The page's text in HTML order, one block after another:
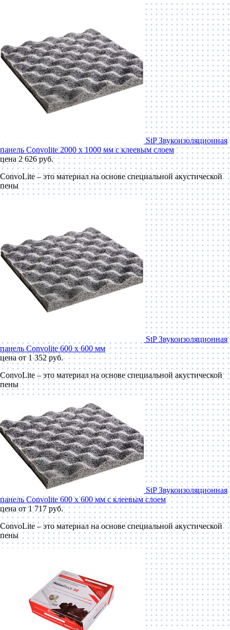
StP Звукоизоляционная
панель Convolite 2000 x 1000 мм с клеевым слоем
цена 2 626 руб.
ConvoLite – это материал на основе специальной акустической
пены
StP Звукоизоляционная
панель Convolite 600 x 600 мм
цена от 1 352 руб.
ConvoLite – это материал на основе специальной акустической
пены
StP Звукоизоляционная
панель Convolite 600 x 600 мм с клеевым слоем
цена от 1 717 руб.
ConvoLite – это материал на основе специальной акустической
пены